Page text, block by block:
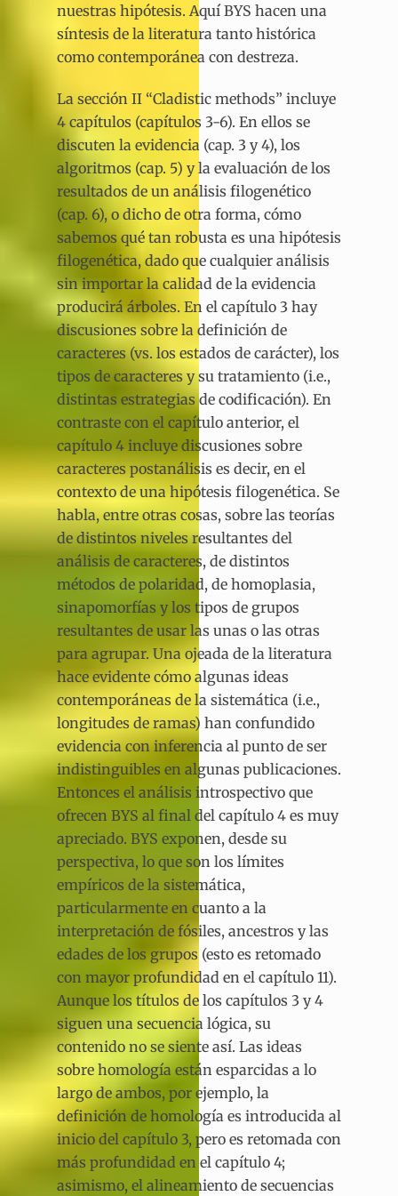
nuestras hipótesis. Aquí BYS hacen una
síntesis de la literatura tanto histórica
como contemporánea con destreza.
La sección II “Cladistic methods” incluye
4 capítulos (capítulos 3-6). En ellos se
discuten la evidencia (cap. 3 y 4), los
algoritmos (cap. 5) y la evaluación de los
resultados de un análisis filogenético
(cap. 6), o dicho de otra forma, cómo
sabemos qué tan robusta es una hipótesis
filogenética, dado que cualquier análisis
sin importar la calidad de la evidencia
producirá árboles. En el capítulo 3 hay
discusiones sobre la definición de
caracteres (vs. los estados de carácter), los
tipos de caracteres y su tratamiento (i.e.,
distintas estrategias de codificación). En
contraste con el capítulo anterior, el
capítulo 4 incluye discusiones sobre
caracteres postanálisis es decir, en el
contexto de una hipótesis filogenética. Se
habla, entre otras cosas, sobre las teorías
de distintos niveles resultantes del
análisis de caracteres, de distintos
métodos de polaridad, de homoplasia,
sinapomorfías y los tipos de grupos
resultantes de usar las unas o las otras
para agrupar. Una ojeada de la literatura
hace evidente cómo algunas ideas
contemporáneas de la sistemática (i.e.,
longitudes de ramas) han confundido
evidencia con inferencia al punto de ser
indistinguibles en algunas publicaciones.
Entonces el análisis introspectivo que
ofrecen BYS al final del capítulo 4 es muy
apreciado. BYS exponen, desde su
perspectiva, lo que son los límites
empíricos de la sistemática,
particularmente en cuanto a la
interpretación de fósiles, ancestros y las
edades de los grupos (esto es retomado
con mayor profundidad en el capítulo 11).
Aunque los títulos de los capítulos 3 y 4
siguen una secuencia lógica, su
contenido no se siente así. Las ideas
sobre homología están esparcidas a lo
largo de ambos, por ejemplo, la
definición de homología es introducida al
inicio del capítulo 3, pero es retomada con
más profundidad en el capítulo 4;
asimismo, el alineamiento de secuencias